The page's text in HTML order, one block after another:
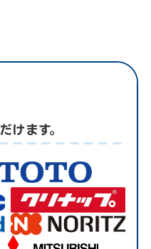
けます。